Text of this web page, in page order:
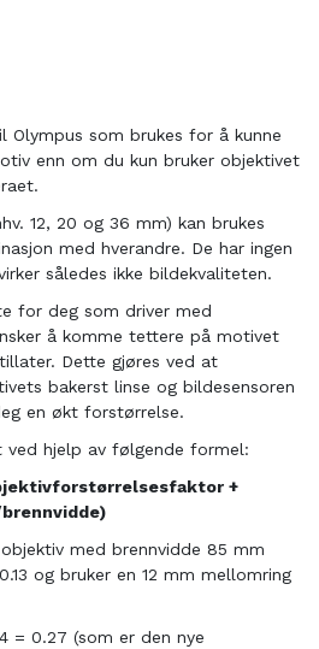
Olympus som brukes for å kunne
enn om du kun bruker objektivet
12, 20 og 36 mm) kan brukes
med hverandre. De har ingen
således ikke bildekvaliteten.
for deg som driver med
å komme tettere på motivet
Dette gjøres ved at
bakerst linse og bildesensoren
en økt forstørrelse.
ved hjelp av følgende formel:
+
med brennvidde 85 mm
og bruker en 12 mm mellomring
= 0.27 (som er den nye